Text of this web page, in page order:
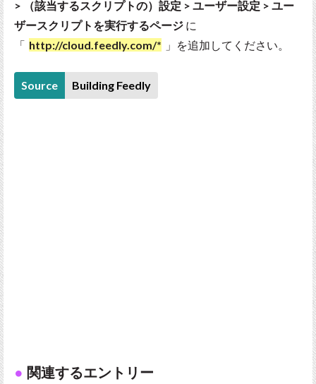
> （該当するスクリプトの）設定 > ユーザー設定 > ユー
ザースクリプトを実行するページ に
「 http://cloud.feedly.com/* 」を追加してください。
Source Building Feedly
関連するエントリー